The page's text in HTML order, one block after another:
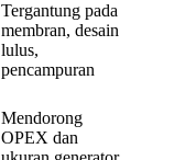
Tergantung pada
membran, desain
lulus,
pencampuran
Mendorong
OPEX dan